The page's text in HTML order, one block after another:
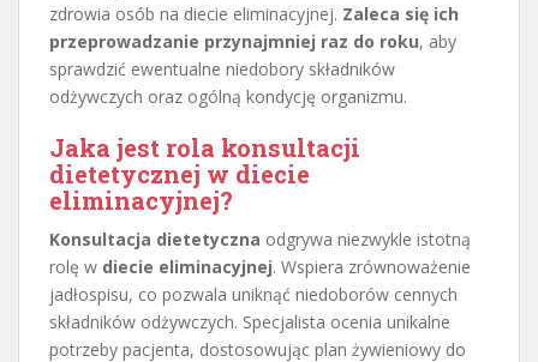
zdrowia osób na diecie eliminacyjnej. Zaleca się ich
przeprowadzanie przynajmniej raz do roku, aby
sprawdzić ewentualne niedobory składników
odżywczych oraz ogólną kondycję organizmu.
Jaka jest rola konsultacji
dietetycznej w diecie
eliminacyjnej?
Konsultacja dietetyczna odgrywa niezwykle istotną
rolę w diecie eliminacyjnej. Wspiera zrównoważenie
jadłospisu, co pozwala uniknąć niedoborów cennych
składników odżywczych. Specjalista ocenia unikalne
potrzeby pacjenta, dostosowując plan żywieniowy do